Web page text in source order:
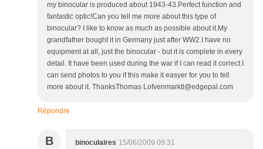
my binocular is produced about 1943-43.Perfect function and
fantastic optic!Can you tell me more about this type of
binocular? I like to know as much as possible about it.My
grandfather bought it in Germany just after WW2.I have no
equipment at all, just the binocular - but it is complete in every
detail. It have been used during the war if I can read it correct.I
can send photos to you if this make it easyer for you to tell
more about it. ThanksThomas Lofvenmarktl@edgepal.com
Répondre
B binoculaires 15/06/2009 09:31